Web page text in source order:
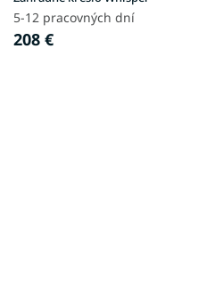
5-12 pracovných dní
208 €